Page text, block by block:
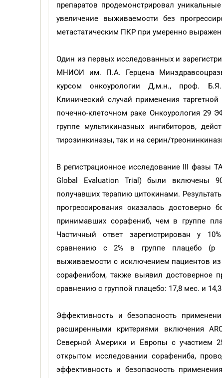
препаратов продемонстрировал
увеличение выживаемости без
метастатическим ПКР при умеренно
Один из первых исследованных и
МНИОИ им. П.А. Герцена
курсом онкоурологии Д.м.н., проф.
Клинический случай применения
почечно-клеточном раке Онкоурология 29
группе мультикиназных ингибиторов,
тирозинкиназы, так и на серин/
В регистрационное исследование III фазы
Global Evaluation Trial) были включены
получавших терапию цитокинами.
прогрессирования оказалась достоверно
принимавших сорафениб, чем в группе
Частичный ответ зарегистрирован у
сравнению с 2% в группе плацебо (р
выживаемости с исключением пациентов
сорафенибом, также выявил достоверное
сравнению с группой плацебо: 17,8 мес. и
Эффективность и безопасность
расширенными критериями включения
Северной Америки и Европы с участием
открытом исследовании сорафениба,
эффективность и безопасность